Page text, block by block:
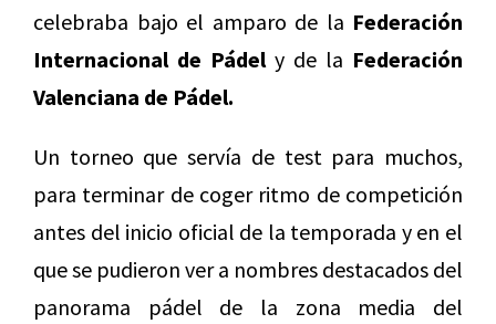
celebraba bajo el amparo de la Federación
Internacional de Pádely de la Federación
Valenciana de Pádel.
Un torneo que servía de test para muchos,
para terminar de coger ritmo de competición
antes del inicio oficial de la temporada y en el
que se pudieron ver a nombres destacados del
panorama pádel de la zona media del